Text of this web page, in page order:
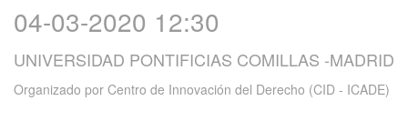
04-03-2020 12:30
UNIVERSIDAD PONTIFICIAS COMILLAS -MADRID
Organizado por Centro de Innovación del Derecho (CID - ICADE)